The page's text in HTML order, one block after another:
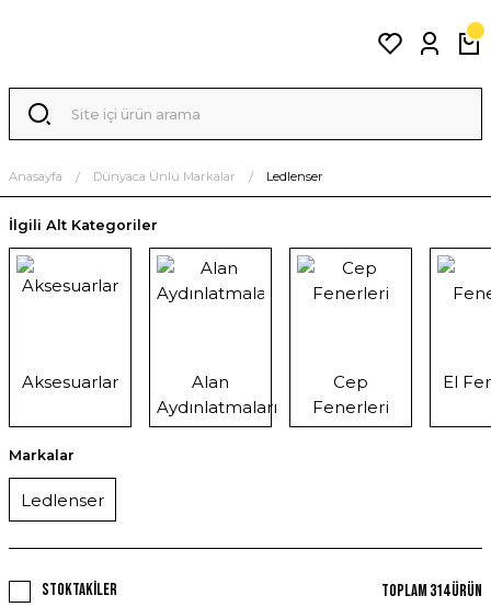
Anasayfa Dünyaca Ünlü Markalar Ledlenser
İlgili Alt Kategoriler
Aksesuarlar
Alan
Aydınlatmaları
Cep
Fenerleri
El
Markalar
Ledlenser
Stoktakiler Toplam 314 ürün